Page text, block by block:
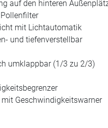
auf den hinteren
mit Lichtautomatik
und tiefenverstellbar
umklappbar (1/3 zu 2/3)
Geschwindigkeitswarner